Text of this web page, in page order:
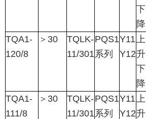
下
降
TQA1-
120/8
＞ 30
TQLK-
11/301
PQS1
系列
Y11
Y12
上
升
下
降
TQA1-
111/8
＞ 30
TQLK-
11/301
PQS1
系列
Y11
Y12
上
升